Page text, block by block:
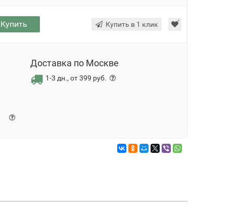
Купить Купить в 1 клик
Доставка по Москве
1-3 дн., от 399 руб.